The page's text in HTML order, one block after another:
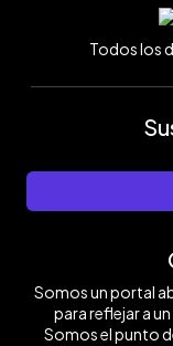
Todos los
Somos un portal
para reflejar a un
Somos el punto